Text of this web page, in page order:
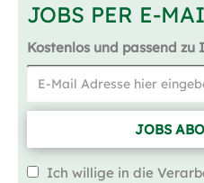
JOBS PER E-
Kostenlos und passend zu
JOBS
Ich willige in die